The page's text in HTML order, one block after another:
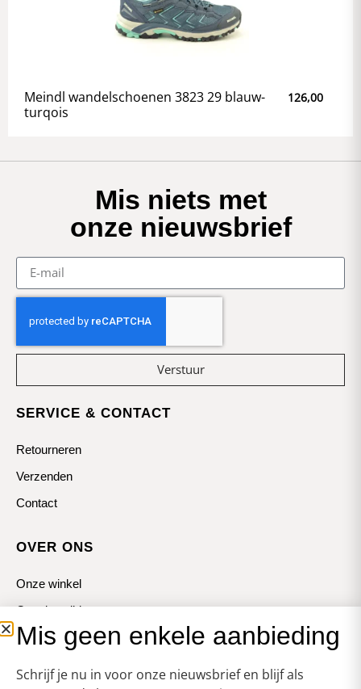
Meindl wandelschoenen 3823 29 blauw-
turqois
126,00
Mis niets met
onze nieuwsbrief
Verstuur
SERVICE & CONTACT
Retourneren
Verzenden
Contact
OVER ONS
Onze winkel
Openingstijden
Koopzondagen
Mis geen enkele aanbieding
Schrijf je nu in voor onze nieuwsbrief en blijf als